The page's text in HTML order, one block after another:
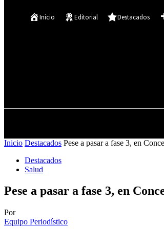
Inicio
Editorial Destacados
Inicio Destacados Pese a pasar a fase 3, en
Destacados
Salud
Pese a pasar a fase 3, en
Por
Equipo Periodístico